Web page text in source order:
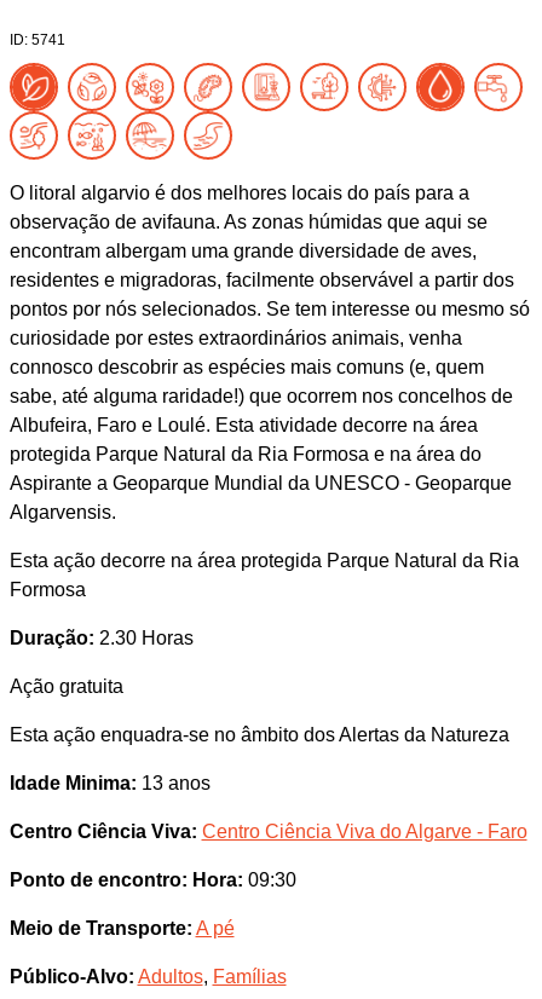
ID: 5741
O litoral algarvio é dos melhores locais do país para a
observação de avifauna. As zonas húmidas que aqui se
encontram albergam uma grande diversidade de aves,
residentes e migradoras, facilmente observável a partir dos
pontos por nós selecionados. Se tem interesse ou mesmo só
curiosidade por estes extraordinários animais, venha
connosco descobrir as espécies mais comuns (e, quem
sabe, até alguma raridade!) que ocorrem nos concelhos de
Albufeira, Faro e Loulé. Esta atividade decorre na área
protegida Parque Natural da Ria Formosa e na área do
Aspirante a Geoparque Mundial da UNESCO - Geoparque
Algarvensis.
Esta ação decorre na área protegida Parque Natural da Ria
Formosa
Duração: 2.30 Horas
Ação gratuita
Esta ação enquadra-se no âmbito dos Alertas da Natureza
Idade Minima: 13 anos
Centro Ciência Viva: Centro Ciência Viva do Algarve - Faro
Ponto de encontro: Hora: 09:30
Meio de Transporte: A pé
Público-Alvo: Adultos, Famílias